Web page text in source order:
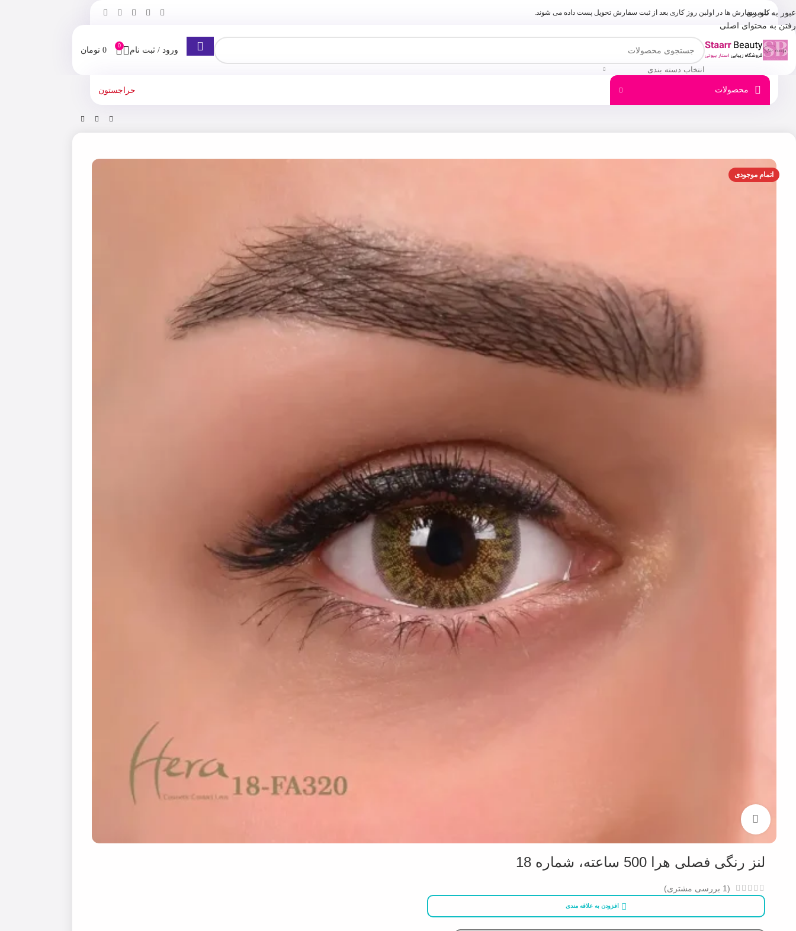
عبور به ناوبری
رفتن به محتوای اصلی
کلیه سفارش ها در اولبن روز کاری بعد از ثبت سفارش تحویل پست داده می شوند.
انتخاب دسته بندی
ورود / ثبت نام 0
0 تومان
محصولات حراجستون
اتمام موجودی
لنز رنگی فصلی هرا 500 ساعته، شماره 18
(
1 بررسی مشتری)
افزودن به علاقه مندی